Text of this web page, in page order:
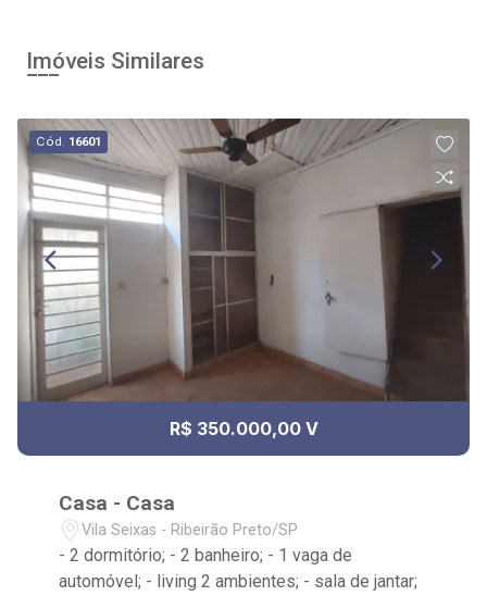
Imóveis Similares
Cód. 16601
R$ 350.000,00 V
Casa - Casa
Vila Seixas - Ribeirão Preto/SP
- 2 dormitório; - 2 banheiro; - 1 vaga de
automóvel; - living 2 ambientes; - sala de jantar;